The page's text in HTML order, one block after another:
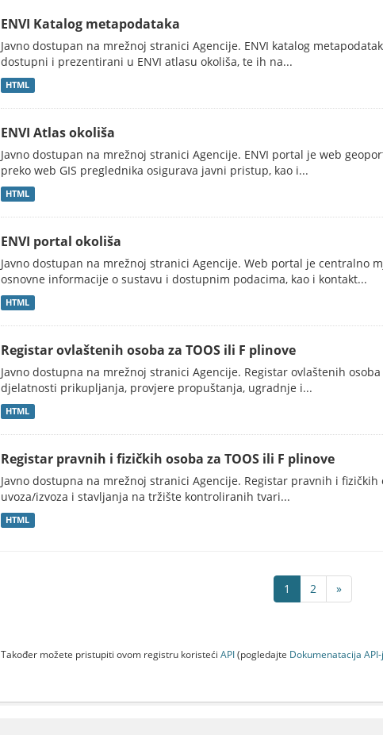
ENVI Katalog metapodataka
Javno dostupan na mrežnoj stranici Agencije. ENVI katalog
dostupni i prezentirani u ENVI atlasu okoliša, te ih na...
HTML
ENVI Atlas okoliša
Javno dostupan na mrežnoj stranici Agencije. ENVI portal je web
preko web GIS preglednika osigurava javni pristup, kao i...
HTML
ENVI portal okoliša
Javno dostupan na mrežnoj stranici Agencije. Web portal je centralno
osnovne informacije o sustavu i dostupnim podacima, kao i kontakt...
HTML
Registar ovlaštenih osoba za TOOS ili F plinove
Javno dostupna na mrežnoj stranici Agencije. Registar ovlaštenih
djelatnosti prikupljanja, provjere propuštanja, ugradnje i...
HTML
Registar pravnih i fizičkih osoba za TOOS ili F plinove
Javno dostupna na mrežnoj stranici Agencije. Registar pravnih i
uvoza/izvoza i stavljanja na tržište kontroliranih tvari...
HTML
1 2 »
Također možete pristupiti ovom registru koristeći API(pogledajte Dokumenаtаcijа API-